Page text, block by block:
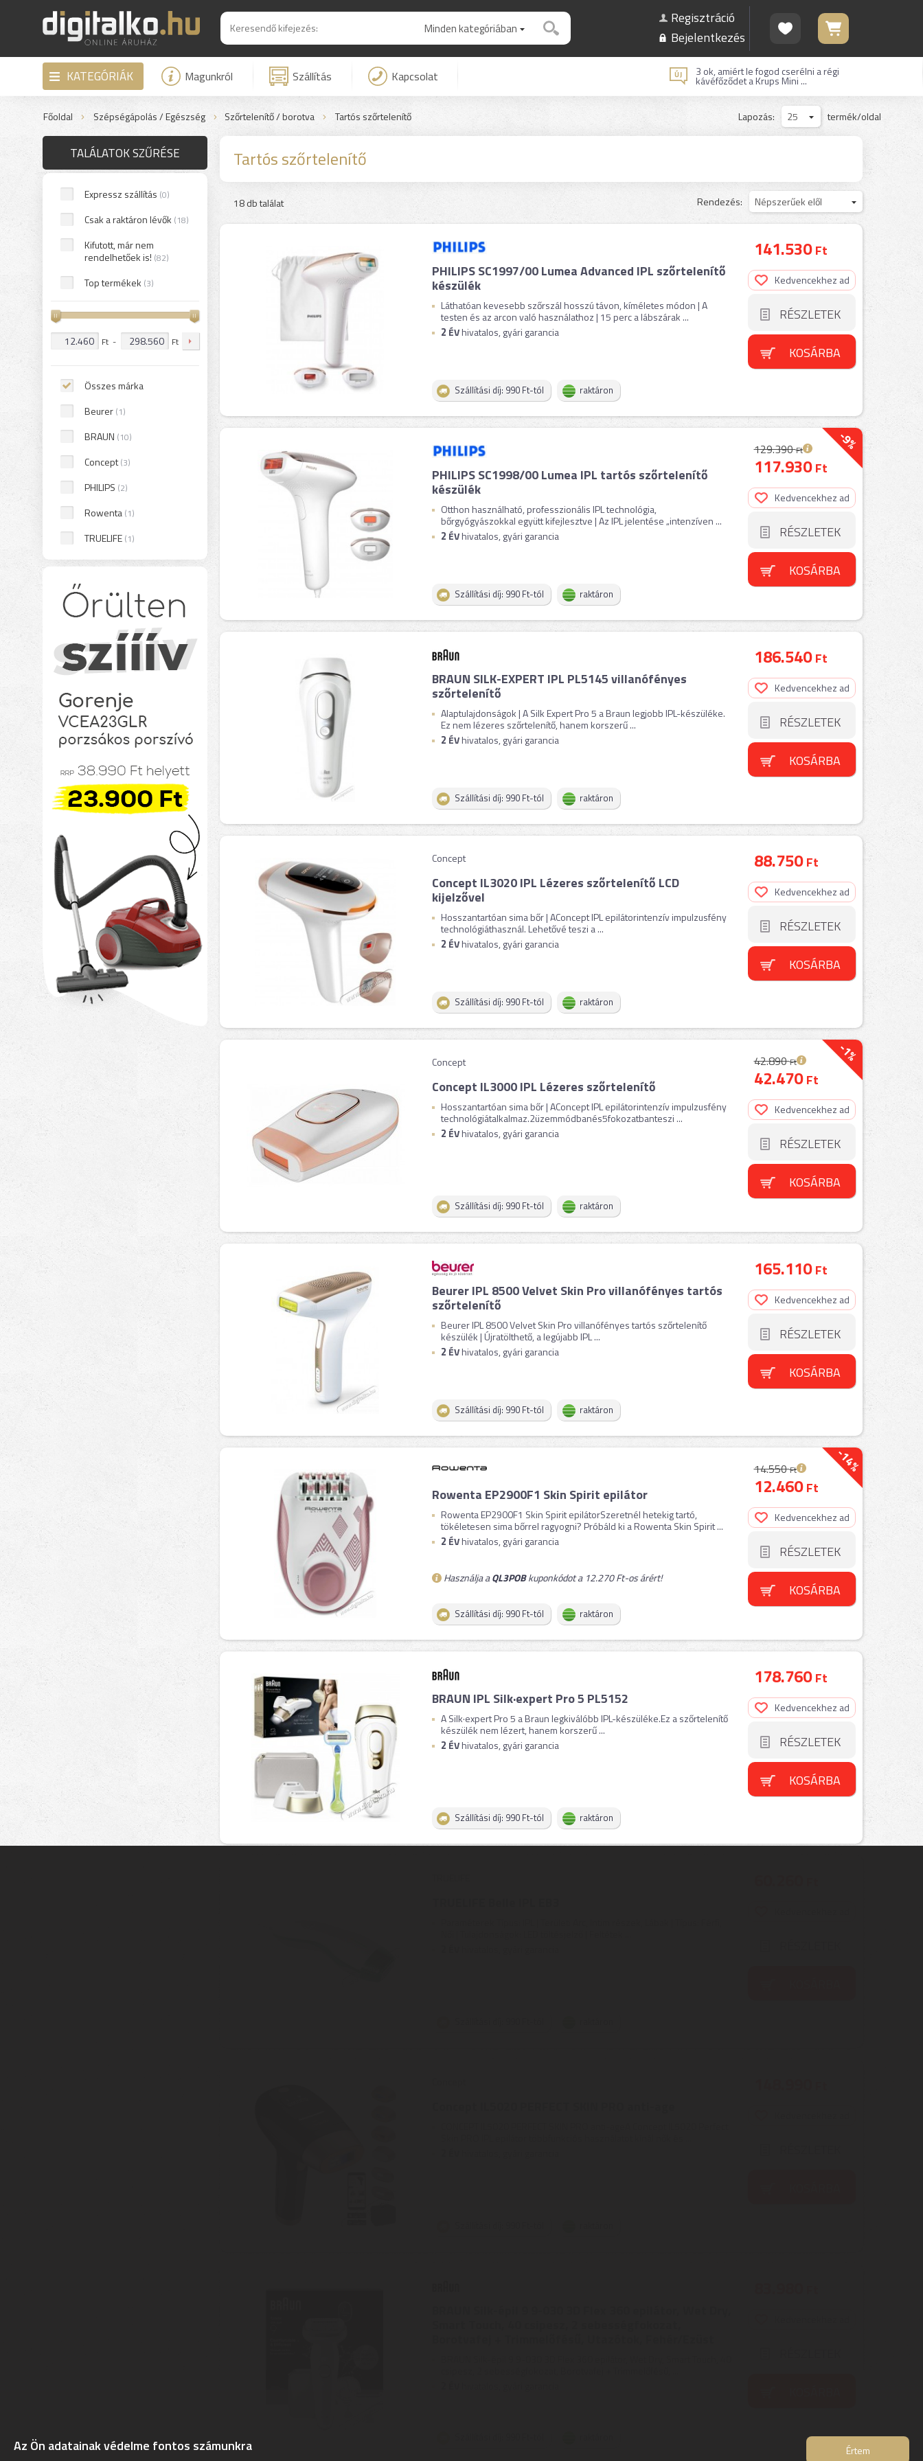
Minden kategóriában
Regisztráció
Bejelentkezés
KATEGÓRIÁK Magunkról Szállítás Kapcsolat 3 ok, amiért le fogod cserélni a régi
kávéfőződet a Krups Mini ...
Főoldal Szépségápolás / Egészség Szőrtelenítő / borotva Tartós szőrtelenítő termék/oldal
25
Lapozás:
TALÁLATOK SZŰRÉSE
Expressz szállítás (0)
Csak a raktáron lévők (18)
Kifutott, már nem
rendelhetőek is! (82)
Top termékek (3)
Ft - Ft
Összes márka
Beurer (1)
BRAUN (10)
Concept(3)
PHILIPS (2)
Rowenta (1)
TRUELIFE (1)
Tartós szőrtelenítő
18 db találat Népszerűek elől
Rendezés:
PHILIPS SC1997/00 Lumea Advanced IPL szőrtelenítő
készülék
Láthatóan kevesebb szőrszál hosszú távon, kíméletes módon | A
testen és az arcon való használathoz | 15 perc a lábszárak ...
2 ÉVhivatalos, gyári garancia
Szállítási díj: 990 Ft-tól raktáron
141.530Ft
Kedvencekhez ad
RÉSZLETEK
KOSÁRBA
-9%
PHILIPS SC1998/00 Lumea IPL tartós szőrtelenítő
készülék
Otthon használható, professzionális IPL technológia,
bőrgyógyászokkal együtt kifejlesztve | Az IPL jelentése „intenzíven ...
2 ÉVhivatalos, gyári garancia
Szállítási díj: 990 Ft-tól raktáron
129.390Ft
117.930Ft
Kedvencekhez ad
RÉSZLETEK
KOSÁRBA
BRAUN SILK-EXPERT IPL PL5145 villanófényes
szőrtelenítő
Alaptulajdonságok | A Silk Expert Pro 5 a Braun legjobb IPL-készüléke.
Ez nem lézeres szőrtelenítő, hanem korszerű ...
2 ÉVhivatalos, gyári garancia
Szállítási díj: 990 Ft-tól raktáron
186.540Ft
Kedvencekhez ad
RÉSZLETEK
KOSÁRBA
Concept
Concept IL3020 IPL Lézeres szőrtelenítő LCD
kijelzővel
Hosszantartóan sima bőr | AConcept IPL epilátorintenzív impulzusfény
technológiáthasznál. Lehetővé teszi a ...
2 ÉVhivatalos, gyári garancia
Szállítási díj: 990 Ft-tól raktáron
88.750Ft
Kedvencekhez ad
RÉSZLETEK
KOSÁRBA
-1%
Concept
Concept IL3000 IPL Lézeres szőrtelenítő
Hosszantartóan sima bőr | AConcept IPL epilátorintenzív impulzusfény
technológiátalkalmaz.2üzemmódbanés5fokozatbanteszi ...
2 ÉVhivatalos, gyári garancia
Szállítási díj: 990 Ft-tól raktáron
42.890Ft
42.470Ft
Kedvencekhez ad
RÉSZLETEK
KOSÁRBA
Beurer IPL 8500 Velvet Skin Pro villanófényes tartós
szőrtelenítő
Beurer IPL 8500 Velvet Skin Pro villanófényes tartós szőrtelenítő
készülék | Újratölthető, a legújabb IPL ...
2 ÉVhivatalos, gyári garancia
Szállítási díj: 990 Ft-tól raktáron
165.110Ft
Kedvencekhez ad
RÉSZLETEK
KOSÁRBA
-14%
Rowenta EP2900F1 Skin Spirit epilátor
Rowenta EP2900F1 Skin Spirit epilátorSzeretnél hetekig tartó,
tökéletesen sima bőrrel ragyogni? Próbáld ki a Rowenta Skin Spirit ...
2 ÉVhivatalos, gyári garancia
Használja aQL3POBkuponkódot a 12.270 Ft-os árért!
Szállítási díj: 990 Ft-tól raktáron
14.550Ft
12.460Ft
Kedvencekhez ad
RÉSZLETEK
KOSÁRBA
BRAUN IPL Silk·expert Pro 5 PL5152
A Silk·expert Pro 5 a Braun legkiválóbb IPL-készüléke.Ez a szőrtelenítő
készülék nem lézert, hanem korszerű ...
2 ÉVhivatalos, gyári garancia
Szállítási díj: 990 Ft-tól raktáron
178.760Ft
Kedvencekhez ad
RÉSZLETEK
KOSÁRBA
Az Ön adatainak védelme fontos számunkra Értem